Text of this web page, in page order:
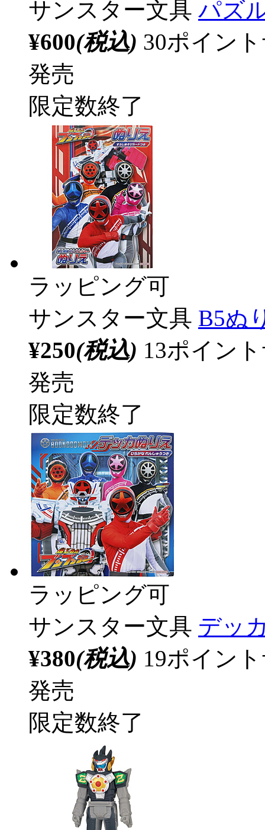
サンスター文具 パズ
¥600(税込) 30ポイン
発売
限定数終了
ラッピング可
サンスター文具 B5ぬ
¥250(税込) 13ポイン
発売
限定数終了
ラッピング可
サンスター文具 デッ
¥380(税込) 19ポイン
発売
限定数終了